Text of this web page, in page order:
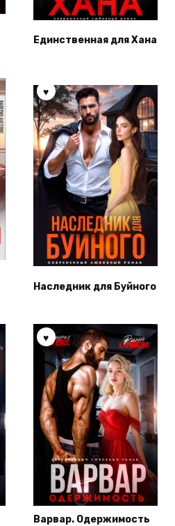
Единственная для Хана
Наследник для Буйного
Варвар. Одержимость